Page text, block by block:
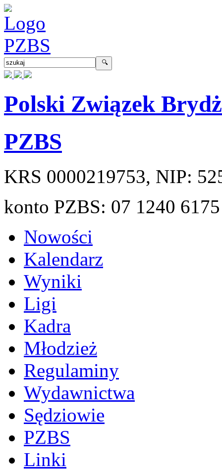
Polski Związek
PZBS
KRS 0000219753, NIP:
konto PZBS: 07 1240
Nowości
Kalendarz
Wyniki
Ligi
Kadra
Młodzież
Regulaminy
Wydawnictwa
Sędziowie
PZBS
Linki